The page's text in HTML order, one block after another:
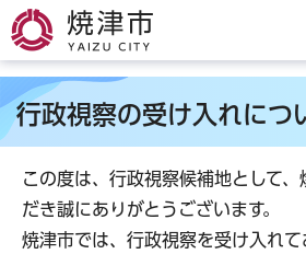
焼津市
行政視察の受け入れにつ
この度は、行政視察候補地として
だき誠にありがとうございます。
焼津市では、行政視察を受け入れて